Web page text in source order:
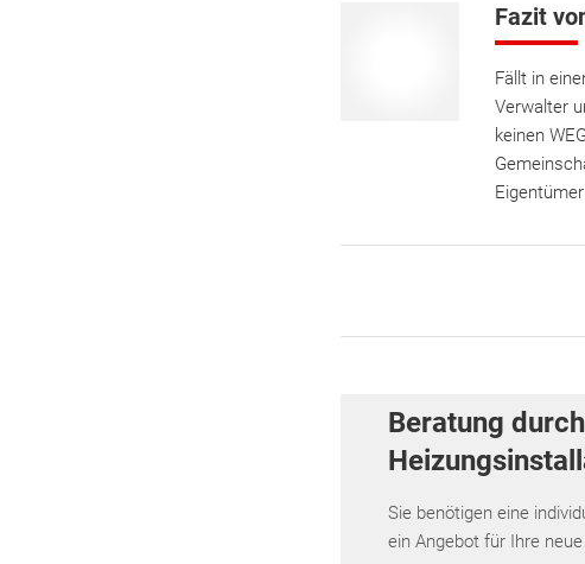
Fazit
Fällt in
Verwalter
keinen
Beratung
Sie benötigen eine
ein Angebot für Ihre